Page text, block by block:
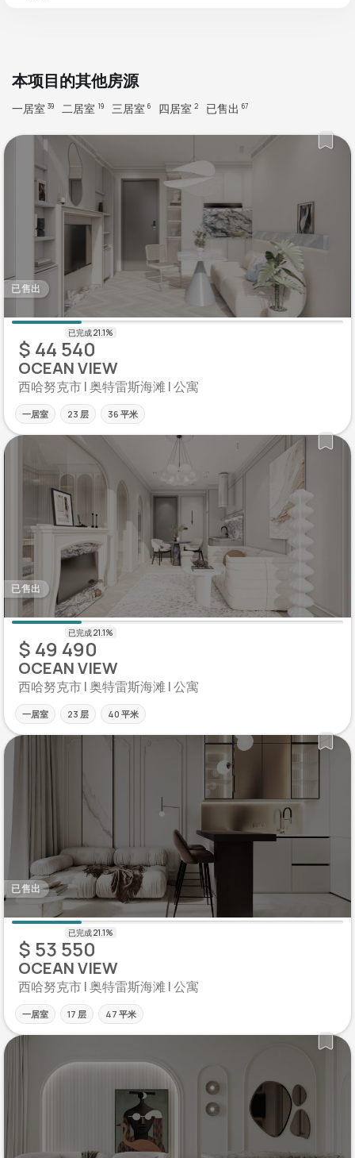
本项目的其他房源
一居室 39 二居室 19 三居室 6 四居室 2 已售出 67
已售出
$ 44 540
OCEAN VIEW
西哈努克市 | 奥特雷斯海滩 | 公寓
一居室 23 层 36 平米
已售出
$ 49 490
OCEAN VIEW
西哈努克市 | 奥特雷斯海滩 | 公寓
一居室 23 层 40 平米
已售出
$ 53 550
OCEAN VIEW
西哈努克市 | 奥特雷斯海滩 | 公寓
一居室 17 层 47 平米